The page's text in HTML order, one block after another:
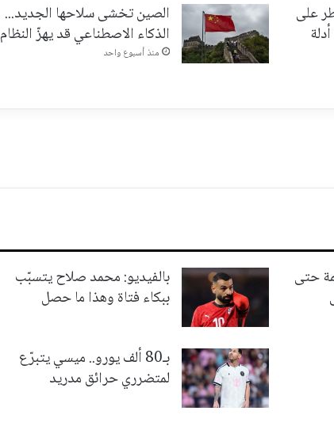
على
الصين تخشى سلاحها الجديد...
الذكاء الاصطناعي قد يهزّ النظام
منذ أسبوع واحد
حتى
بالفيديو: محمد صلاح يتسبّب
ببكاء فتاة وهذا ما حصل
بـ80 ألف يورو.. ميسي يتبرّع
لمتضرري حرائق مدريد